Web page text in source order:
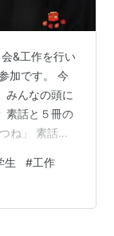
&工作を行い
加です。 今
みんなの頭に
素話と５冊の
ね」 素話
す。死人が
反応をして
みんなわか
生 #工作